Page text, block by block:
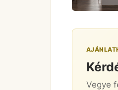
Vegye